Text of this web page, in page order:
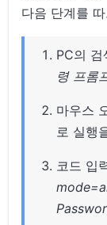
다음 단계를
PC의
령 프롬
마우스
로 실행
코드 입